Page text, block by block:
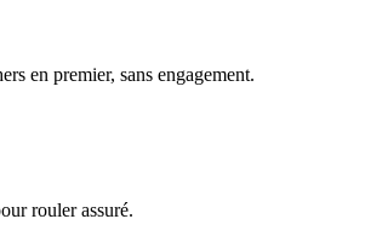
en premier, sans engagement.
rouler assuré.